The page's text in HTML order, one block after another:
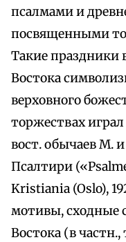
псалмами и
посвященными
Такие праздники
Востока
верховного
торжествах
вост. обычаев М.
Псалтири
Kristiania (Oslo),
мотивы, сходные
Востока (в